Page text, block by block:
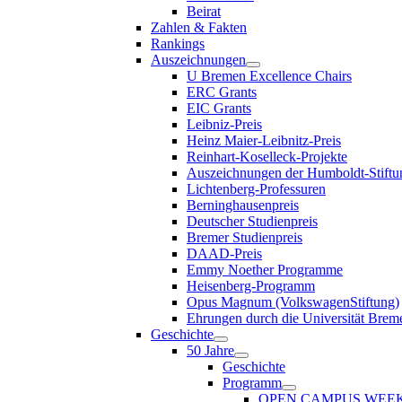
Beirat
Zahlen & Fakten
Rankings
Auszeichnungen
U Bremen Excellence Chairs
ERC Grants
EIC Grants
Leibniz-Preis
Heinz Maier-Leibnitz-Preis
Reinhart-Koselleck-Projekte
Auszeichnungen der Humboldt-
Lichtenberg-Professuren
Berninghausenpreis
Deutscher Studienpreis
Bremer Studienpreis
DAAD-Preis
Emmy Noether Programme
Heisenberg-Programm
Opus Magnum (VolkswagenStiftung)
Ehrungen durch die Universität
Geschichte
50 Jahre
Geschichte
Programm
OPEN CAMPUS